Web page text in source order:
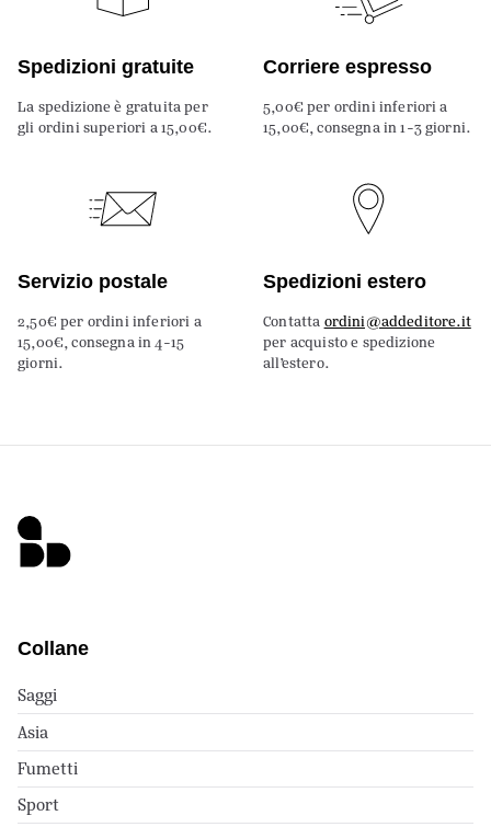
Spedizioni gratuite
La spedizione è gratuita per
gli ordini superiori a 15,00€.
Corriere espresso
5,00€ per ordini inferiori a
15,00€, consegna in 1-3 giorni.
Servizio postale
2,50€ per ordini inferiori a
15,00€, consegna in 4-15
giorni.
Spedizioni estero
Contatta ordini@addeditore.it
per acquisto e spedizione
all’estero.
Collane
Saggi
Asia
Fumetti
Sport